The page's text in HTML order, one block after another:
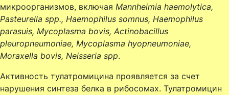
микроорганизмов, включая Mannheimia haemolytica,
Pasteurella spp., Haemophilus somnus, Haemophilus
parasuis, Mycoplasma bovis, Actinobacillus
pleuropneumoniae, Mycoplasma hyopneumoniae,
Moraxella bovis, Neisseria spp.
Активность тулатромицина проявляется за счет
нарушения синтеза белка в рибосомах. Тулатромицин